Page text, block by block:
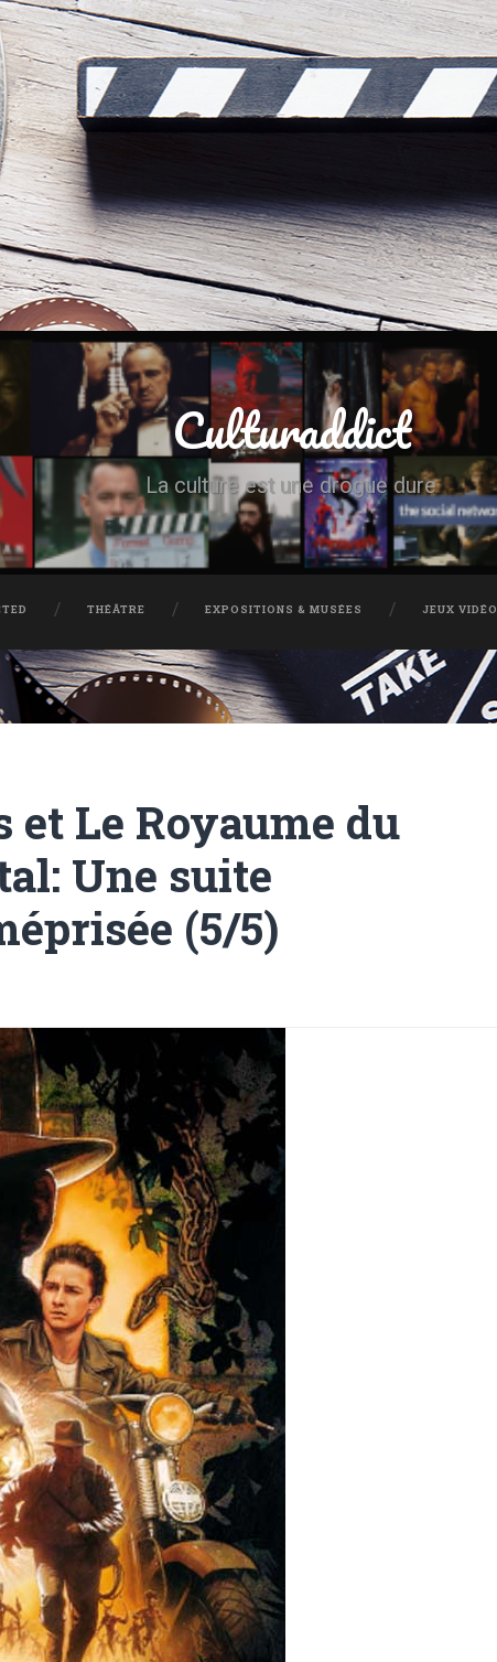
Culturaddict
La culture est une drogue dure
THÉÂTRE EXPOSITIONS & MUSÉES JEUX VIDÉO
et Le Royaume du
Une suite
(5/5)